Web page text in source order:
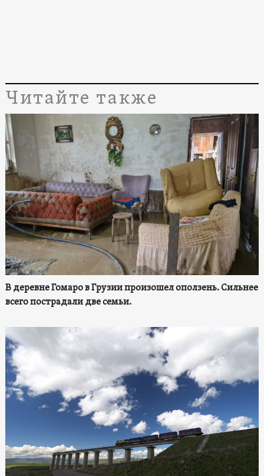
Читайте также
В деревне Гомаро в Грузии произошел оползень. Сильнее
всего пострадали две семьи.